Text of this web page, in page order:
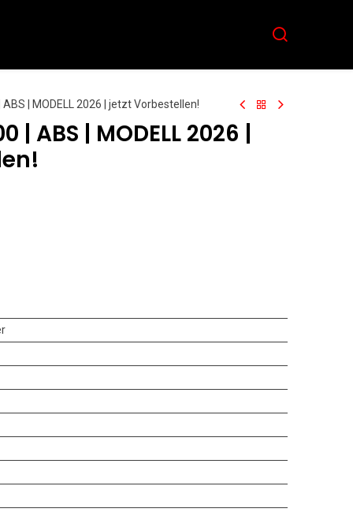
| MODELL 2026 | jetzt Vorbestellen!
| ABS | MODELL 2026 |